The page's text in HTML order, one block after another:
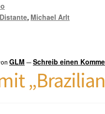
, Michael Arlt
GLM —Schreib einen